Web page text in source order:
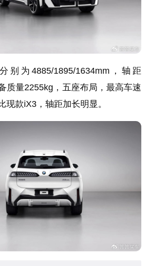
别为4885/1895/1634mm，轴距
质量2255kg，五座布局，最高车速
现款iX3，轴距加长明显。